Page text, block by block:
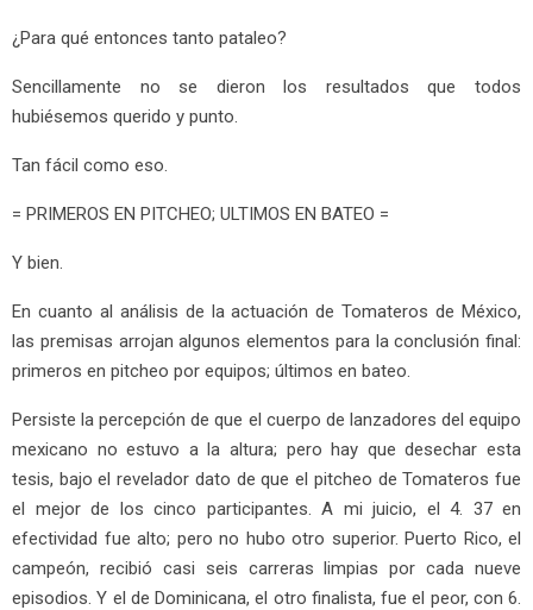
¿Para qué entonces tanto pataleo?
Sencillamente no se dieron los resultados que todos
hubiésemos querido y punto.
Tan fácil como eso.
= PRIMEROS EN PITCHEO; ULTIMOS EN BATEO =
Y bien.
En cuanto al análisis de la actuación de Tomateros de México,
las premisas arrojan algunos elementos para la conclusión final:
primeros en pitcheo por equipos; últimos en bateo.
Persiste la percepción de que el cuerpo de lanzadores del equipo
mexicano no estuvo a la altura; pero hay que desechar esta
tesis, bajo el revelador dato de que el pitcheo de Tomateros fue
el mejor de los cinco participantes. A mi juicio, el 4. 37 en
efectividad fue alto; pero no hubo otro superior. Puerto Rico, el
campeón, recibió casi seis carreras limpias por cada nueve
episodios. Y el de Dominicana, el otro finalista, fue el peor, con 6.